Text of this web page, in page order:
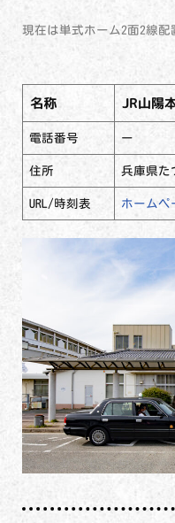
現在は単式ホーム2面2線配
名称 JR山陽
電話番号 ー
住所 兵庫県た
URL/時刻表 ホームペ